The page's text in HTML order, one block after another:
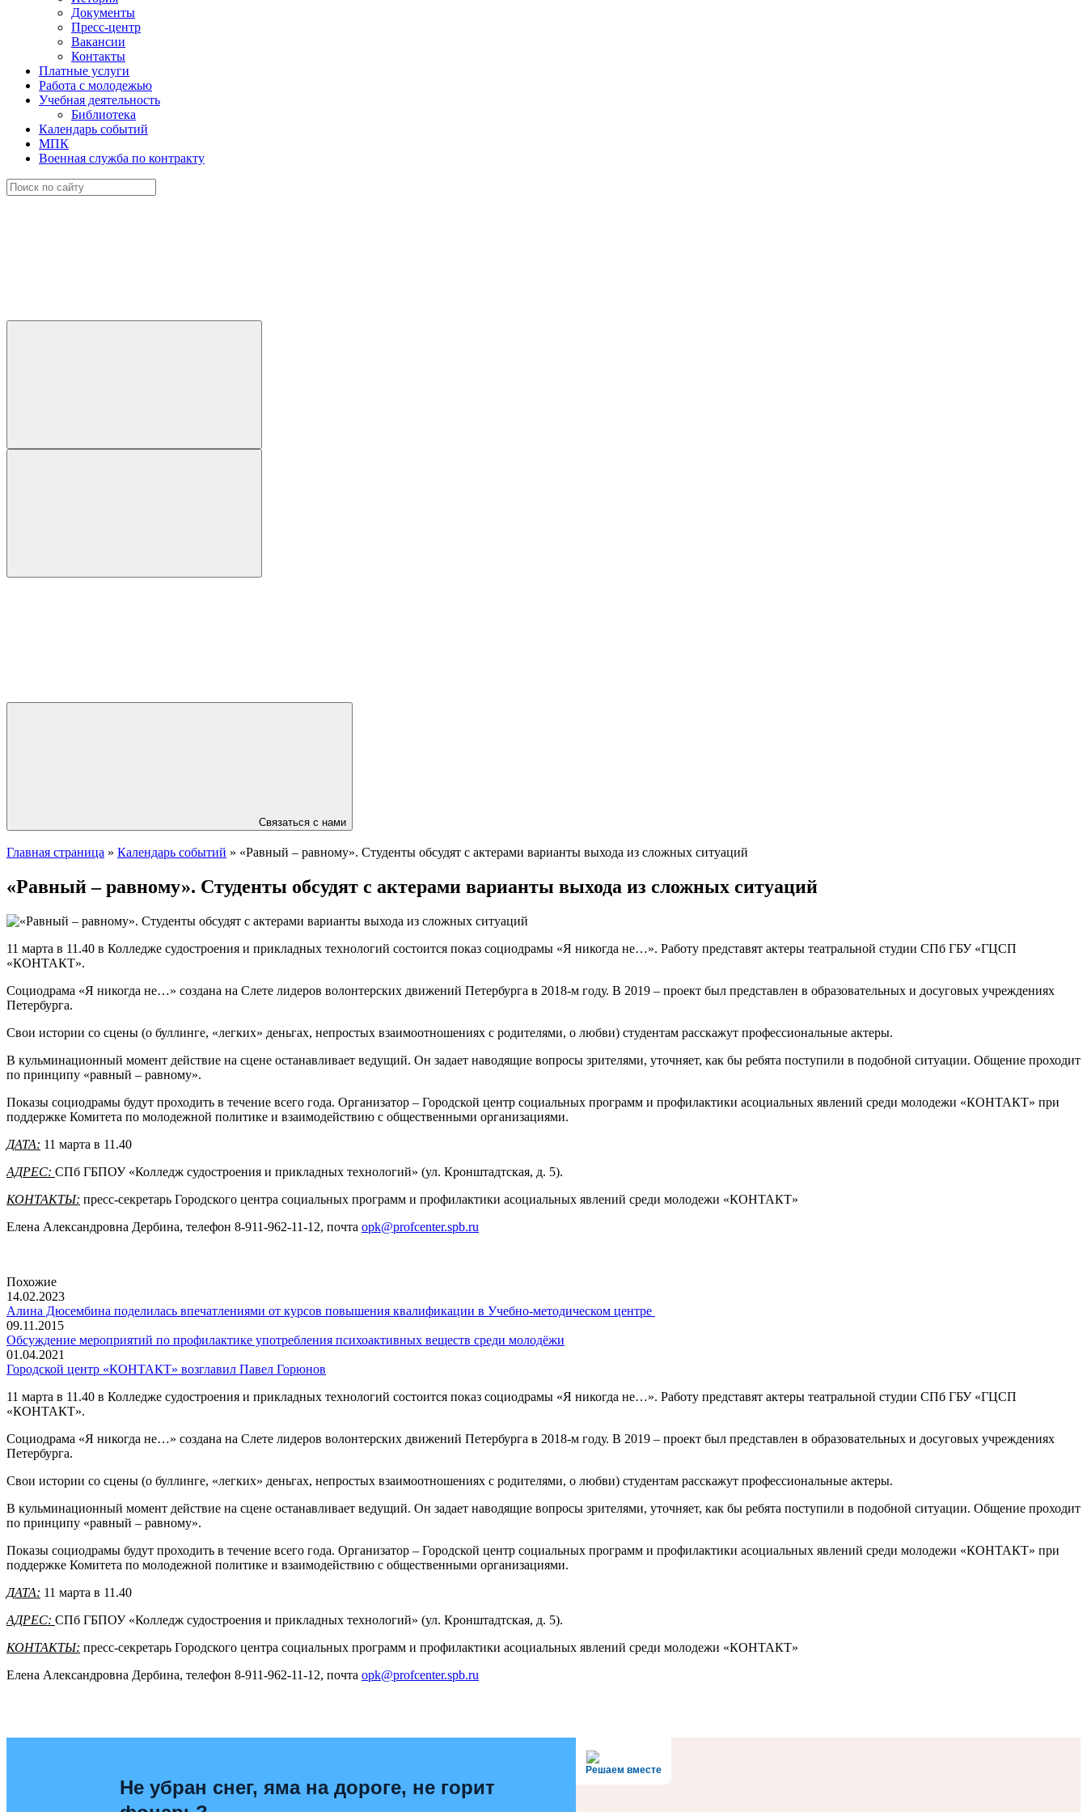
Документы
Пресс-центр
Вакансии
Контакты
Платные услуги
Работа с молодежью
Учебная деятельность
Библиотека
Календарь событий
МПК
Военная служба по контракту
Связаться с нами
Главная страница » Календарь событий » «Равный – равному». Студенты обсудят с актерами варианты выхода из сложных ситуаций
«Равный – равному». Студенты обсудят с актерами варианты выхода из сложных ситуаций
11 марта в 11.40 в Колледже судостроения и прикладных технологий состоится показ социодрамы «Я никогда не…». Работу представят актеры театральной студии СПб ГБУ «ГЦСП
«КОНТАКТ».
Социодрама «Я никогда не…» создана на Слете лидеров волонтерских движений Петербурга в 2018-м году. В 2019 – проект был представлен в образовательных и досуговых учреждениях
Петербурга.
Свои истории со сцены (о буллинге, «легких» деньгах, непростых взаимоотношениях с родителями, о любви) студентам расскажут профессиональные актеры.
В кульминационный момент действие на сцене останавливает ведущий. Он задает наводящие вопросы зрителями, уточняет, как бы ребята поступили в подобной ситуации. Общение проходит
по принципу «равный – равному».
Показы социодрамы будут проходить в течение всего года. Организатор – Городской центр социальных программ и профилактики асоциальных явлений среди молодежи «КОНТАКТ» при
поддержке Комитета по молодежной политике и взаимодействию с общественными организациями.
ДАТА: 11 марта в 11.40
АДРЕС: СПб ГБПОУ «Колледж судостроения и прикладных технологий» (ул. Кронштадтская, д. 5).
КОНТАКТЫ: пресс-секретарь Городского центра социальных программ и профилактики асоциальных явлений среди молодежи «КОНТАКТ»
Елена Александровна Дербина, телефон 8-911-962-11-12, почта opk@profcenter.spb.ru
Похожие
14.02.2023
Алина Дюсембина поделилась впечатлениями от курсов повышения квалификации в Учебно-методическом центре
09.11.2015
Обсуждение мероприятий по профилактике употребления психоактивных веществ среди молодёжи
01.04.2021
Городской центр «КОНТАКТ» возглавил Павел Горюнов
11 марта в 11.40 в Колледже судостроения и прикладных технологий состоится показ социодрамы «Я никогда не…». Работу представят актеры театральной студии СПб ГБУ «ГЦСП
«КОНТАКТ».
Социодрама «Я никогда не…» создана на Слете лидеров волонтерских движений Петербурга в 2018-м году. В 2019 – проект был представлен в образовательных и досуговых учреждениях
Петербурга.
Свои истории со сцены (о буллинге, «легких» деньгах, непростых взаимоотношениях с родителями, о любви) студентам расскажут профессиональные актеры.
В кульминационный момент действие на сцене останавливает ведущий. Он задает наводящие вопросы зрителями, уточняет, как бы ребята поступили в подобной ситуации. Общение проходит
по принципу «равный – равному».
Показы социодрамы будут проходить в течение всего года. Организатор – Городской центр социальных программ и профилактики асоциальных явлений среди молодежи «КОНТАКТ» при
поддержке Комитета по молодежной политике и взаимодействию с общественными организациями.
ДАТА: 11 марта в 11.40
АДРЕС: СПб ГБПОУ «Колледж судостроения и прикладных технологий» (ул. Кронштадтская, д. 5).
КОНТАКТЫ: пресс-секретарь Городского центра социальных программ и профилактики асоциальных явлений среди молодежи «КОНТАКТ»
Елена Александровна Дербина, телефон 8-911-962-11-12, почта opk@profcenter.spb.ru
Решаем вместе
Не убран снег, яма на дороге, не горит